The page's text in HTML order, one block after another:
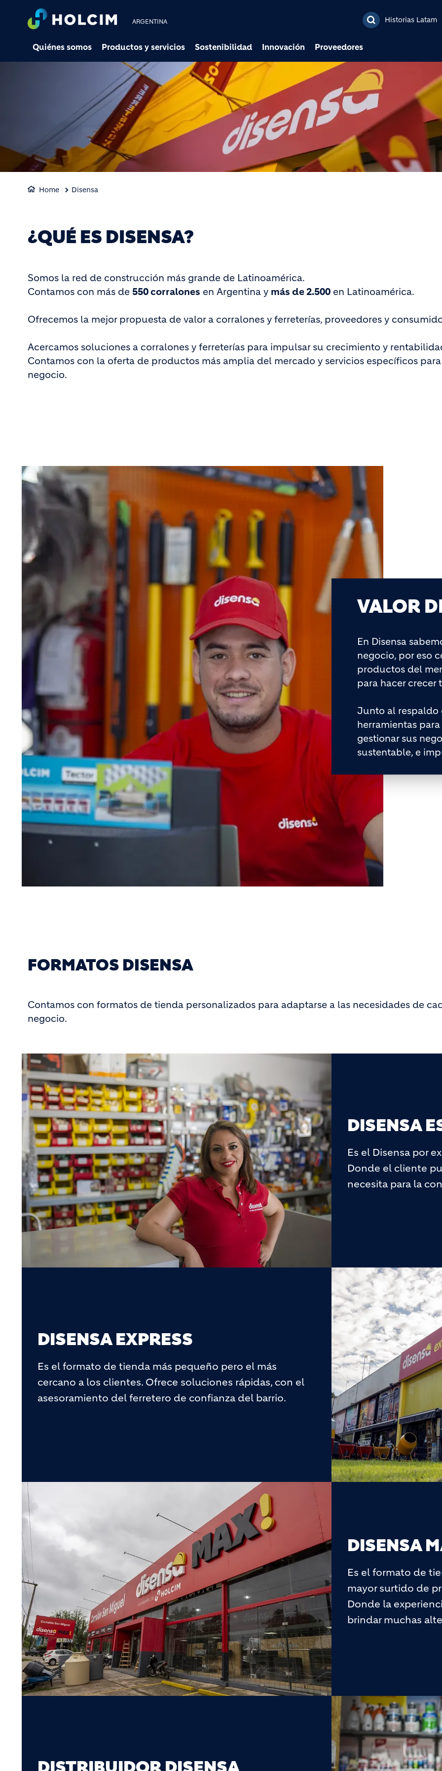
Pasar al contenido
ARGENTINA Historias Latam
Quiénes somos Productos y servicios Sostenibilidad Innovación Proveedores
Home Disensa
¿QUÉ ES DISENSA?
Somos la red de construcción más grande de Latinoamérica.
Contamos con más de 550 corralones en Argentina y más de 2.500 en Latinoamérica.
Ofrecemos la mejor propuesta de valor a corralones y ferreterías, proveedores y
Acercamos soluciones a corralones y ferreterías para impulsar su crecimiento y
Contamos con la oferta de productos más amplia del mercado y servicios específicos
negocio.
VALOR
En Disensa
negocio, por eso
productos del
para hacer crecer
Junto al respaldo
herramientas
gestionar sus
sustentable, e
FORMATOS DISENSA
Contamos con formatos de tienda personalizados para adaptarse a las necesidades de
negocio.
DISENSA
Es el Disensa por
Donde el cliente
necesita para la
DISENSA EXPRESS
Es el formato de tienda más pequeño pero el más
cercano a los clientes. Ofrece soluciones rápidas, con el
asesoramiento del ferretero de confianza del barrio.
DISENSA
Es el formato de
mayor surtido de
Donde la
brindar muchas